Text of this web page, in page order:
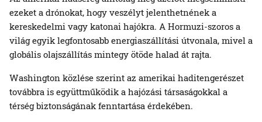
ezeket a drónokat, hogy veszélyt jelenthetnének a
kereskedelmi vagy katonai hajókra. A Hormuzi-szoros a
világ egyik legfontosabb energiaszállítási útvonala, mivel a
globális olajszállítás mintegy ötöde halad át rajta.
Washington közlése szerint az amerikai haditengerészet
továbbra is együttműködik a hajózási társaságokkal a
térség biztonságának fenntartása érdekében.